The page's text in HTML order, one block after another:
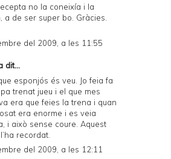
no la coneixía i la
a de ser super bo. Gràcies.
del 2009, a les 11:55
dit...
esponjós és veu. Jo feia fa
trenat jueu i el que mes
era que feies la trena i quan
era enorme i es veia
i això sense coure. Aquest
recordat.
del 2009, a les 12:11